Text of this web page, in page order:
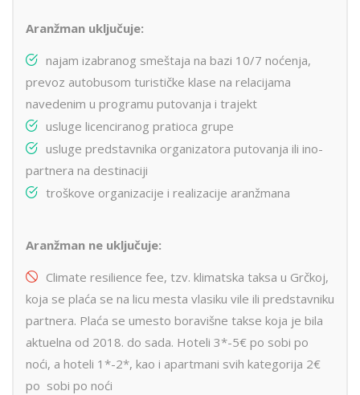
Aranžman uključuje:
najam izabranog smeštaja na bazi 10/7 noćenja,
prevoz autobusom turističke klase na relacijama
navedenim u programu putovanja i trajekt
usluge licenciranog pratioca grupe
usluge predstavnika organizatora putovanja ili ino-
partnera na destinaciji
troškove organizacije i realizacije aranžmana
Aranžman ne uključuje:
Climate resilience fee, tzv. klimatska taksa u Grčkoj,
koja se plaća se na licu mesta vlasiku vile ili predstavniku
partnera. Plaća se umesto boravišne takse koja je bila
aktuelna od 2018. do sada. Hoteli 3*-5€ po sobi po
noći, a hoteli 1*-2*, kao i apartmani svih kategorija 2€
po sobi po noći